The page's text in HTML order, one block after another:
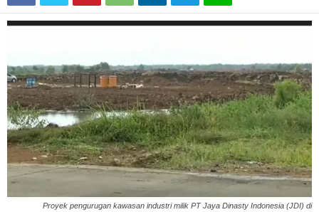
Proyek pengurugan kawasan industri milik PT Jaya Dinasty Indonesia (JDI) di